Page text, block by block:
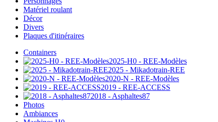
Matériel roulant
Décor
Divers
Plaques d'itinéraires
Containers
2025-H0 - REE-Modèles
2025 - Mikadotrain-REE
2020-N - REE-Modèles
2019 - REE-ACCESS
2018 - Asphaltes87
Photos
Ambiances